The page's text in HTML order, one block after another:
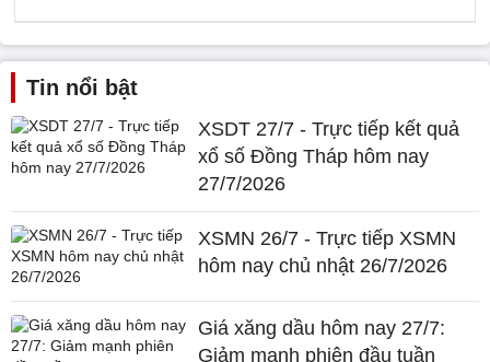
Tin nổi bật
XSDT 27/7 - Trực tiếp kết quả
xổ số Đồng Tháp hôm nay
27/7/2026
XSMN 26/7 - Trực tiếp XSMN
hôm nay chủ nhật 26/7/2026
Giá xăng dầu hôm nay 27/7:
Giảm mạnh phiên đầu tuần